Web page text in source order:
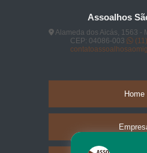
Assoalhos
Alameda dos Aicás, 1563 -
CEP: 04086-003
Home